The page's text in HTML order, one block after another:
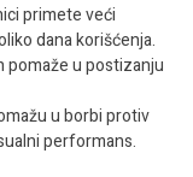
primete veći
dana korišćenja.
pomaže u postizanju
u borbi protiv
performans.